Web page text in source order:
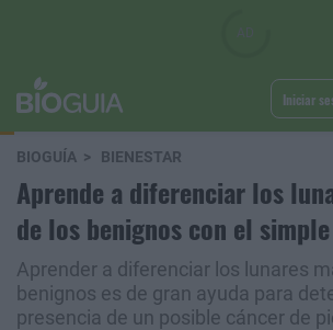
Iniciar
BIOGUÍA BIENESTAR
Aprende a diferenciar los
de los benignos con el
Aprender a diferenciar los lunares
benignos es de gran ayuda para
presencia de un posible cáncer de